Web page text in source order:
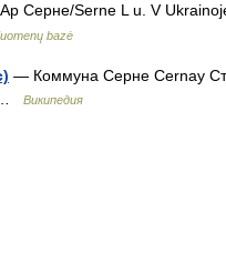
Серне/Serne L u. V
bazė
— Коммуна Серне Cernay
…
Википедия